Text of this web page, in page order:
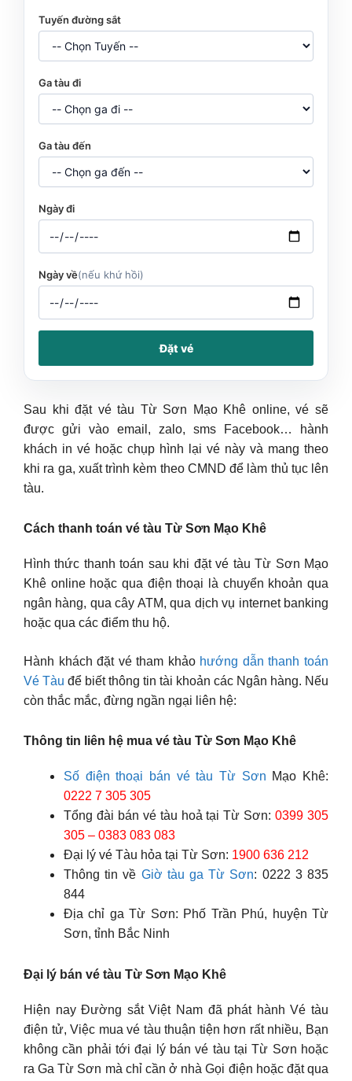
Tuyến đường sắt
Ga tàu đi
Ga tàu đến
Ngày đi
Ngày về(nếu khứ hồi)
Đặt vé
Sau khi đặt vé tàu Từ Sơn Mạo Khê online, vé sẽ
được gửi vào email, zalo, sms Facebook… hành
khách in vé hoặc chụp hình lại vé này và mang theo
khi ra ga, xuất trình kèm theo CMND để làm thủ tục lên
tàu.
Cách thanh toán vé tàu Từ Sơn Mạo Khê
Hình thức thanh toán sau khi đặt vé tàu Từ Sơn Mạo
Khê online hoặc qua điện thoại là chuyển khoản qua
ngân hàng, qua cây ATM, qua dịch vụ internet banking
hoặc qua các điểm thu hộ.
Hành khách đặt vé tham khảo hướng dẫn thanh toán
Vé Tàu để biết thông tin tài khoản các Ngân hàng. Nếu
còn thắc mắc, đừng ngần ngại liên hệ:
Thông tin liên hệ mua vé tàu Từ Sơn Mạo Khê
Số điện thoại bán vé tàu Từ Sơn Mạo Khê:
0222 7 305 305
Tổng đài bán vé tàu hoả tại Từ Sơn:0399 305
305 – 0383 083 083
Đại lý vé Tàu hỏa tại Từ Sơn: 1900 636 212
Thông tin về Giờ tàu ga Từ Sơn: 0222 3 835
844
Địa chỉ ga Từ Sơn: Phố Trần Phú, huyện Từ
Sơn, tỉnh Bắc Ninh
Đại lý bán vé tàu Từ Sơn Mạo Khê
Hiện nay Đường sắt Việt Nam đã phát hành Vé tàu
điện tử, Việc mua vé tàu thuận tiện hơn rất nhiều, Bạn
không cần phải tới đại lý bán vé tàu tại Từ Sơn hoặc
ra Ga Từ Sơn mà chỉ cần ở nhà Gọi điện hoặc đặt qua